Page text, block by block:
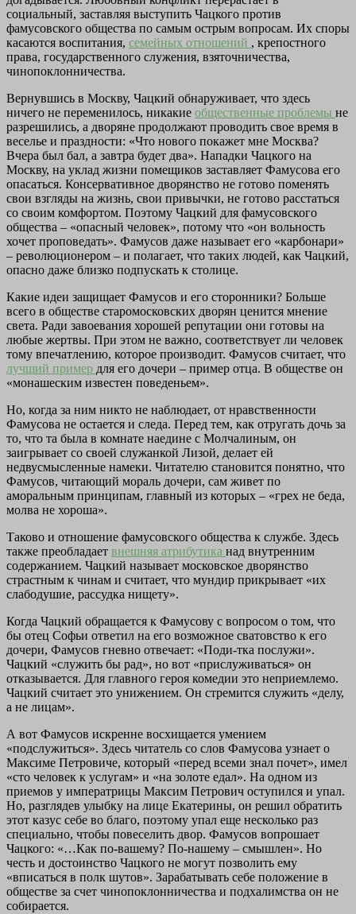
социальный, заставляя выступить Чацкого против
фамусовского общества по самым острым вопросам. Их споры
касаются воспитания, семейных отношений , крепостного
права, государственного служения, взяточничества,
чинопоклонничества.
Вернувшись в Москву, Чацкий обнаруживает, что здесь
ничего не переменилось, никакие общественные проблемы не
разрешились, а дворяне продолжают проводить свое время в
веселье и праздности: «Что нового покажет мне Москва?
Вчера был бал, а завтра будет два». Нападки Чацкого на
Москву, на уклад жизни помещиков заставляет Фамусова его
опасаться. Консервативное дворянство не готово поменять
свои взгляды на жизнь, свои привычки, не готово расстаться
со своим комфортом. Поэтому Чацкий для фамусовского
общества – «опасный человек», потому что «он вольность
хочет проповедать». Фамусов даже называет его «карбонари»
– революционером – и полагает, что таких людей, как Чацкий,
опасно даже близко подпускать к столице.
Какие идеи защищает Фамусов и его сторонники? Больше
всего в обществе старомосковских дворян ценится мнение
света. Ради завоевания хорошей репутации они готовы на
любые жертвы. При этом не важно, соответствует ли человек
тому впечатлению, которое производит. Фамусов считает, что
лучший пример для его дочери – пример отца. В обществе он
«монашеским известен поведеньем».
Но, когда за ним никто не наблюдает, от нравственности
Фамусова не остается и следа. Перед тем, как отругать дочь за
то, что та была в комнате наедине с Молчалиным, он
заигрывает со своей служанкой Лизой, делает ей
недвусмысленные намеки. Читателю становится понятно, что
Фамусов, читающий мораль дочери, сам живет по
аморальным принципам, главный из которых – «грех не беда,
молва не хороша».
Таково и отношение фамусовского общества к службе. Здесь
также преобладает внешняя атрибутика над внутренним
содержанием. Чацкий называет московское дворянство
страстным к чинам и считает, что мундир прикрывает «их
слабодушие, рассудка нищету».
Когда Чацкий обращается к Фамусову с вопросом о том, что
бы отец Софьи ответил на его возможное сватовство к его
дочери, Фамусов гневно отвечает: «Поди-тка послужи».
Чацкий «служить бы рад», но вот «прислуживаться» он
отказывается. Для главного героя комедии это неприемлемо.
Чацкий считает это унижением. Он стремится служить «делу,
а не лицам».
А вот Фамусов искренне восхищается умением
«подслужиться». Здесь читатель со слов Фамусова узнает о
Максиме Петровиче, который «перед всеми знал почет», имел
«сто человек к услугам» и «на золоте едал». На одном из
приемов у императрицы Максим Петрович оступился и упал.
Но, разглядев улыбку на лице Екатерины, он решил обратить
этот казус себе во благо, поэтому упал еще несколько раз
специально, чтобы повеселить двор. Фамусов вопрошает
Чацкого: «…Как по-вашему? По-нашему – смышлен». Но
честь и достоинство Чацкого не могут позволить ему
«вписаться в полк шутов». Зарабатывать себе положение в
обществе за счет чинопоклонничества и подхалимства он не
собирается.